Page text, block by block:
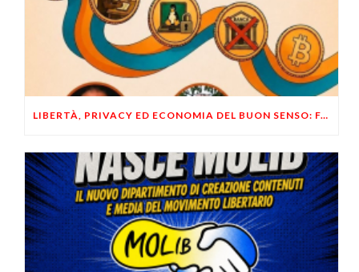
LIBERTÀ, PRIVACY ED ECONOMIA DEL BUON SENSO: FACCO E MUSUMECI A CASALECCHIO DI RENO (BO)